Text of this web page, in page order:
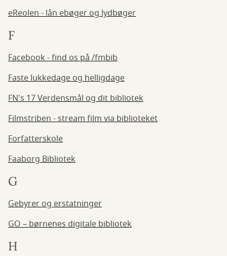
eReolen - lån ebøger og lydbøger
F
Facebook - find os på /fmbib
Faste lukkedage og helligdage
FN's 17 Verdensmål og dit bibliotek
Filmstriben - stream film via biblioteket
Forfatterskole
Faaborg Bibliotek
G
Gebyrer og erstatninger
GO – børnenes digitale bibliotek
H